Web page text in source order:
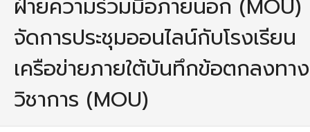
- ปรัชญาการจัดการศึกษา มหาวิทยาลัยสวนดุสิต
- ปรัชญา วิสัยทัศน์ พันธกิจ ของคณะ
- ประวัติความเป็นมาของคณะ
ฝ่ายความร่วมมือภายนอก (MOU)
จัดการประชุมออนไลน์กับโรงเรียน
เครือข่ายภายใต้บันทึกข้อตกลงทาง
วิชาการ (MOU)